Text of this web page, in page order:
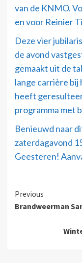
van de KNMO.
en voor Reinier
Deze vier
de avond
gemaakt uit de
lange carrière bij
heeft
programma met
Benieuwd naar
zaterdagavond
Geesteren!
Previous
Brandweerman